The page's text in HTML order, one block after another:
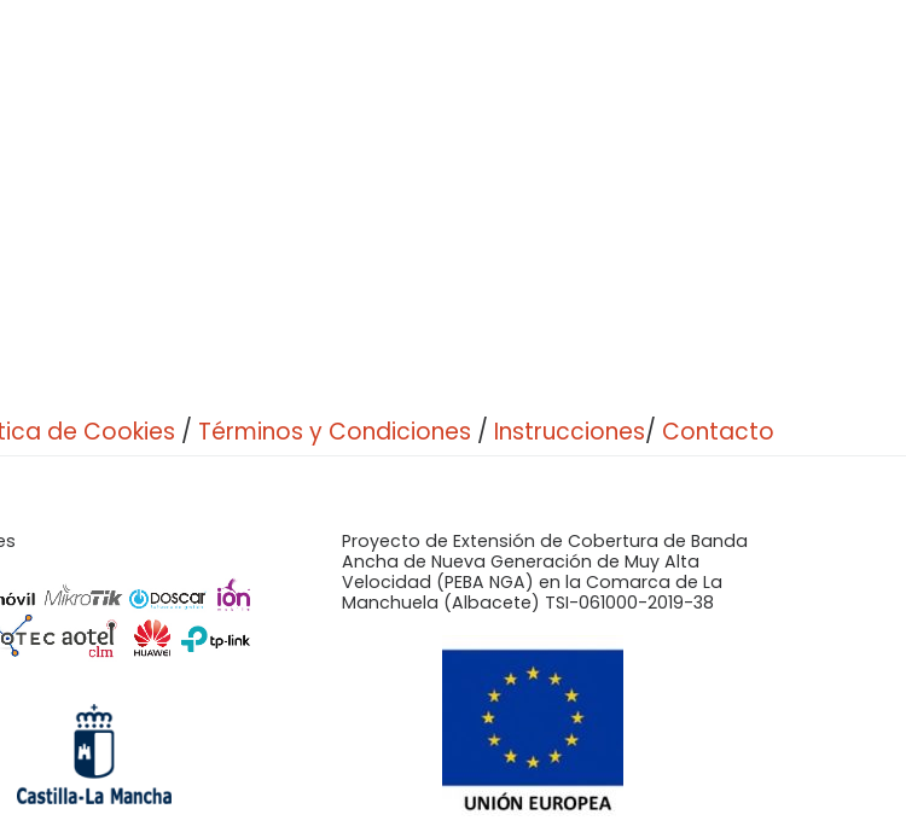
de Cookies / Términos y Condiciones / Instrucciones/ Contacto
Proyecto de Extensión de Cobertura de Banda
Ancha de Nueva Generación de Muy Alta
Velocidad (PEBA NGA) en la Comarca de La
Manchuela (Albacete) TSI-061000-2019-38